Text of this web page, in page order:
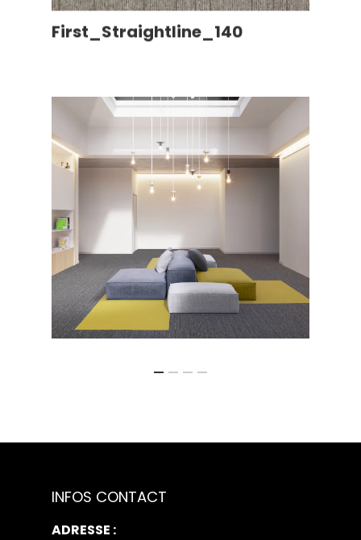
First_Straightline_140
INFOS CONTACT
ADRESSE :